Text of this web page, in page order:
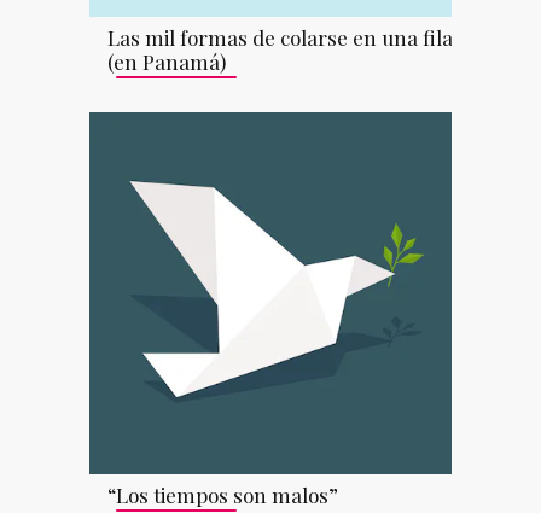
Las mil formas de colarse en una fila
(en Panamá)
“Los tiempos son malos”